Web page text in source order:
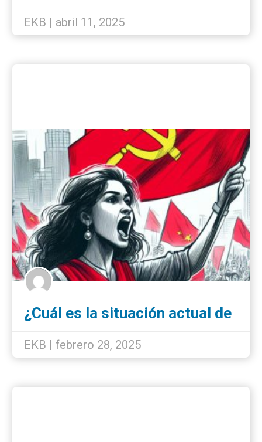
EKB | abril 11, 2025
¿Cuál es la situación actual de
EKB | febrero 28, 2025